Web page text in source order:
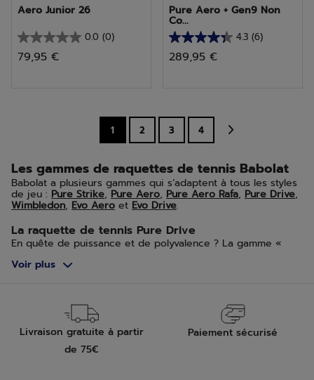
Aero Junior 26
0.0 (0)
0.0
sur
79,95 €
Pure Aero + Gen9 Non
Co...
4.3 (6)
4.3
sur
6
avis
289,95 €
1 2 3 4
Les gammes de raquettes de tennis Babolat
Babolat a plusieurs gammes qui s’adaptent à tous les styles
de jeu : Pure Strike, Pure Aero, Pure Aero Rafa, Pure Drive,
Wimbledon, Evo Aero et Evo Drive.
La raquette de tennis Pure Drive
En quête de puissance et de polyvalence ? La gamme «
de tennis peut convenir aussi bien pour les joueurs
La raquette de tennis Pure Aero
La raquette de tennis Pure Aero donnera aux joueurs une
intensité de frappe sans égal. Cette raquette, de par son
cadre aérodynamique et son plan de cordage adapté à
Voir plus
Livraison gratuite à partir
de 75€
Paiement sécurisé